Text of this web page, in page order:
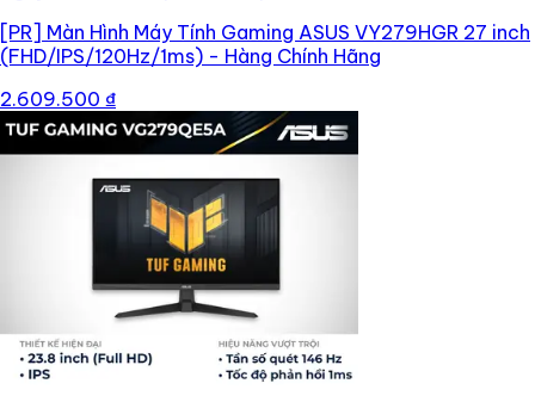
[PR] Màn Hình Máy Tính Gaming ASUS VY279HGR 27 inch
(FHD/IPS/120Hz/1ms) - Hàng Chính Hãng
2.609.500 ₫